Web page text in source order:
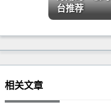
台推荐
相关文章